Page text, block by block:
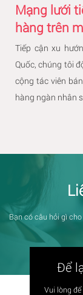
Mạng lưới
hàng trên
Tiếp cận xu
Quốc, chúng tôi
cộng tác viên
hàng ngàn nhân
Bạn có câu hỏi gì
Để
Vui lòng